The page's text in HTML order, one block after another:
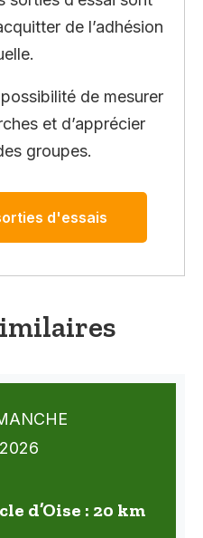
de l’adhésion
de mesurer
et d’apprécier
groupes.
d'essais
d’Oise : 20 km